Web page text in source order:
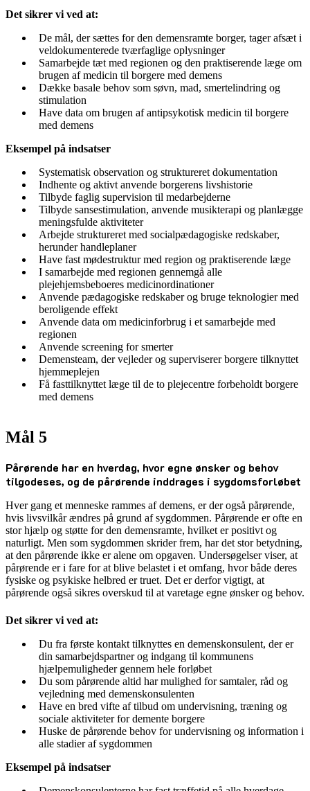
Det sikrer vi ved at:
De mål, der sættes for den demensramte borger, tager afsæt i
veldokumenterede tværfaglige oplysninger
Samarbejde tæt med regionen og den praktiserende læge om
brugen af medicin til borgere med demens
Dække basale behov som søvn, mad, smertelindring og
stimulation
Have data om brugen af antipsykotisk medicin til borgere
med demens
Eksempel på indsatser
Systematisk observation og struktureret dokumentation
Indhente og aktivt anvende borgerens livshistorie
Tilbyde faglig supervision til medarbejderne
Tilbyde sansestimulation, anvende musikterapi og planlægge
meningsfulde aktiviteter
Arbejde struktureret med socialpædagogiske redskaber,
herunder handleplaner
Have fast mødestruktur med region og praktiserende læge
I samarbejde med regionen gennemgå alle
plejehjemsbeboeres medicinordinationer
Anvende pædagogiske redskaber og bruge teknologier med
beroligende effekt
Anvende data om medicinforbrug i et samarbejde med
regionen
Anvende screening for smerter
Demensteam, der vejleder og superviserer borgere tilknyttet
hjemmeplejen
Få fasttilknyttet læge til de to plejecentre forbeholdt borgere
med demens
Mål 5
Pårørende har en hverdag, hvor egne ønsker og behov
tilgodeses, og de pårørende inddrages i sygdomsforløbet
Hver gang et menneske rammes af demens, er der også pårørende,
hvis livsvilkår ændres på grund af sygdommen. Pårørende er ofte en
stor hjælp og støtte for den demensramte, hvilket er positivt og
naturligt. Men som sygdommen skrider frem, har det stor betydning,
at den pårørende ikke er alene om opgaven. Undersøgelser viser, at
pårørende er i fare for at blive belastet i et omfang, hvor både deres
fysiske og psykiske helbred er truet. Det er derfor vigtigt, at
pårørende også sikres overskud til at varetage egne ønsker og behov.
Det sikrer vi ved at:
Du fra første kontakt tilknyttes en demenskonsulent, der er
din samarbejdspartner og indgang til kommunens
hjælpemuligheder gennem hele forløbet
Du som pårørende altid har mulighed for samtaler, råd og
vejledning med demenskonsulenten
Have en bred vifte af tilbud om undervisning, træning og
sociale aktiviteter for demente borgere
Huske de pårørende behov for undervisning og information i
alle stadier af sygdommen
Eksempel på indsatser